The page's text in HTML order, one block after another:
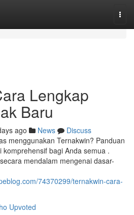
Lengkap
Baru
ago News
Discuss
menggunakan Ternakwin? Panduan
bagi Anda semua .
mendalam mengenai dasar-
74370299/ternakwin-cara-
Upvoted